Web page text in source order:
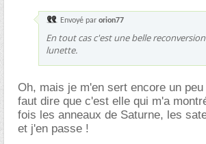
Envoyé par orion77
En tout cas c'est une belle
lunette.
Oh, mais je m'en sert encore un
faut dire que c'est elle qui m'a
fois les anneaux de Saturne, les
et j'en passe !